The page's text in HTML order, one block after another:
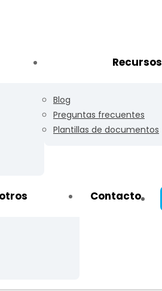
Recursos
Blog
Preguntas frecuentes
Plantillas de documentos
Contacto